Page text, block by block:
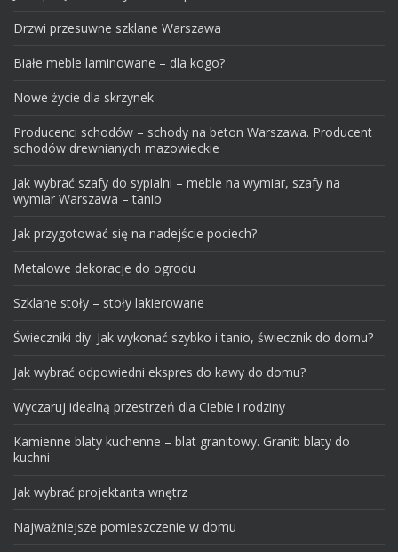
Drzwi przesuwne szklane Warszawa
Białe meble laminowane – dla kogo?
Nowe życie dla skrzynek
Producenci schodów – schody na beton Warszawa. Producent
schodów drewnianych mazowieckie
Jak wybrać szafy do sypialni – meble na wymiar, szafy na
wymiar Warszawa – tanio
Jak przygotować się na nadejście pociech?
Metalowe dekoracje do ogrodu
Szklane stoły – stoły lakierowane
Świeczniki diy. Jak wykonać szybko i tanio, świecznik do domu?
Jak wybrać odpowiedni ekspres do kawy do domu?
Wyczaruj idealną przestrzeń dla Ciebie i rodziny
Kamienne blaty kuchenne – blat granitowy. Granit: blaty do
kuchni
Jak wybrać projektanta wnętrz
Najważniejsze pomieszczenie w domu